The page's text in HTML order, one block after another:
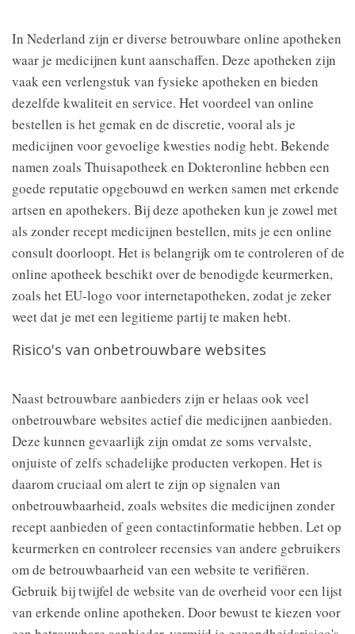
In Nederland zijn er diverse betrouwbare online apotheken
waar je medicijnen kunt aanschaffen. Deze apotheken zijn
vaak een verlengstuk van fysieke apotheken en bieden
dezelfde kwaliteit en service. Het voordeel van online
bestellen is het gemak en de discretie, vooral als je
medicijnen voor gevoelige kwesties nodig hebt. Bekende
namen zoals Thuisapotheek en Dokteronline hebben een
goede reputatie opgebouwd en werken samen met erkende
artsen en apothekers. Bij deze apotheken kun je zowel met
als zonder recept medicijnen bestellen, mits je een online
consult doorloopt. Het is belangrijk om te controleren of de
online apotheek beschikt over de benodigde keurmerken,
zoals het EU-logo voor internetapotheken, zodat je zeker
weet dat je met een legitieme partij te maken hebt.
Risico's van onbetrouwbare websites
Naast betrouwbare aanbieders zijn er helaas ook veel
onbetrouwbare websites actief die medicijnen aanbieden.
Deze kunnen gevaarlijk zijn omdat ze soms vervalste,
onjuiste of zelfs schadelijke producten verkopen. Het is
daarom cruciaal om alert te zijn op signalen van
onbetrouwbaarheid, zoals websites die medicijnen zonder
recept aanbieden of geen contactinformatie hebben. Let op
keurmerken en controleer recensies van andere gebruikers
om de betrouwbaarheid van een website te verifiëren.
Gebruik bij twijfel de website van de overheid voor een lijst
van erkende online apotheken. Door bewust te kiezen voor